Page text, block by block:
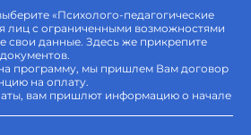
«Психолого-педагогические
лиц с ограниченными возможностями
свои данные. Здесь же прикрепите
программу, мы пришлем Вам договор
на оплату.
вам пришлют информацию о начале